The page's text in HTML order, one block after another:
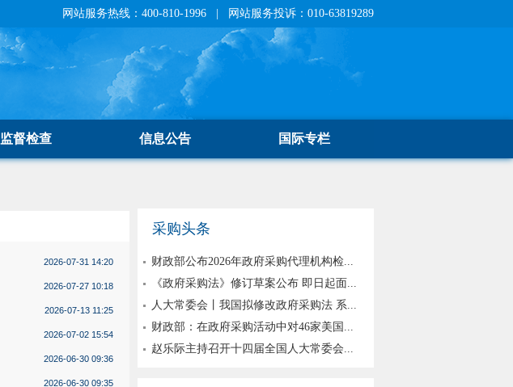
网站服务热线：400-810-1996 | 网站服务投诉：010-63819289
监督检查 信息公告 国际专栏
2026-07-31 14:20
2026-07-27 10:18
2026-07-13 11:25
2026-07-02 15:54
2026-06-30 09:36
2026-06-30 09:35
采购头条
财政部公布2026年政府采购代理机构检...
《政府采购法》修订草案公布 即日起面...
人大常委会丨我国拟修改政府采购法 系...
财政部：在政府采购活动中对46家美国...
赵乐际主持召开十四届全国人大常委会...